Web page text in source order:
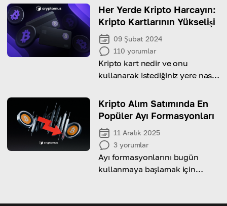
olduğunu görün.
Her Yerde Kripto Harcayın:
Kripto Kartlarının Yükselişi
09 Şubat 2024
110 yorumlar
Kripto kart nedir ve onu
kullanarak istediğiniz yere nasıl
makaleyi okuyun!
Kripto Alım Satımında En
Popüler Ayı Formasyonları
11 Aralık 2025
3 yorumlar
Ayı formasyonlarını bugün
kullanmaya başlamak için